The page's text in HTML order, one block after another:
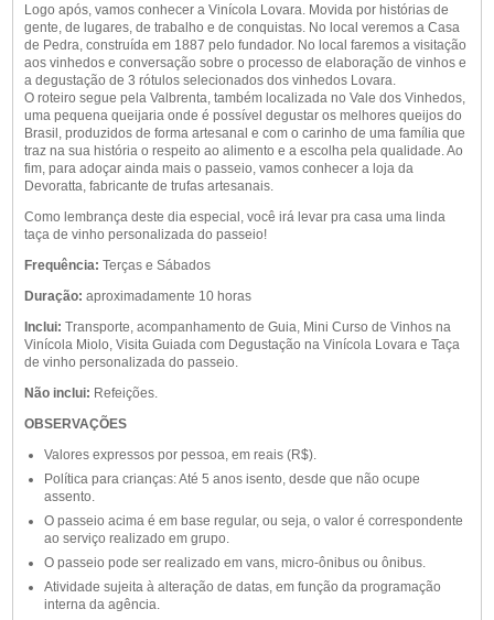
Logo após, vamos conhecer a Vinícola Lovara. Movida por histórias de
gente, de lugares, de trabalho e de conquistas. No local veremos a Casa
de Pedra, construída em 1887 pelo fundador. No local faremos a visitação
aos vinhedos e conversação sobre o processo de elaboração de vinhos e
a degustação de 3 rótulos selecionados dos vinhedos Lovara.
O roteiro segue pela Valbrenta, também localizada no Vale dos Vinhedos,
uma pequena queijaria onde é possível degustar os melhores queijos do
Brasil, produzidos de forma artesanal e com o carinho de uma família que
traz na sua história o respeito ao alimento e a escolha pela qualidade. Ao
fim, para adoçar ainda mais o passeio, vamos conhecer a loja da
Devoratta, fabricante de trufas artesanais.
Como lembrança deste dia especial, você irá levar pra casa uma linda
taça de vinho personalizada do passeio!
Frequência: Terças e Sábados
Duração: aproximadamente 10 horas
Inclui: Transporte, acompanhamento de Guia, Mini Curso de Vinhos na
Vinícola Miolo, Visita Guiada com Degustação na Vinícola Lovara e Taça
de vinho personalizada do passeio.
Não inclui: Refeições.
OBSERVAÇÕES
Valores expressos por pessoa, em reais (R$).
Política para crianças: Até 5 anos isento, desde que não ocupe
assento.
O passeio acima é em base regular, ou seja, o valor é correspondente
ao serviço realizado em grupo.
O passeio pode ser realizado em vans, micro-ônibus ou ônibus.
Atividade sujeita à alteração de datas, em função da programação
interna da agência.